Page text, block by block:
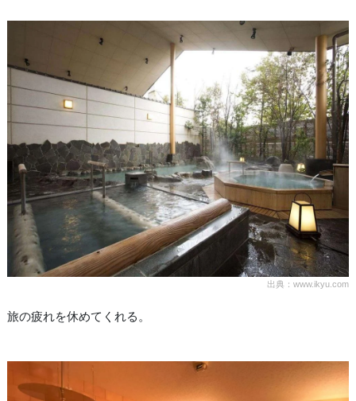
出典：www.ikyu.com
旅の疲れを休めてくれる。